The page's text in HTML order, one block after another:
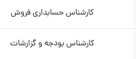
کارشناس حسابداری فروش
کارشناس بودجه و گزارشات